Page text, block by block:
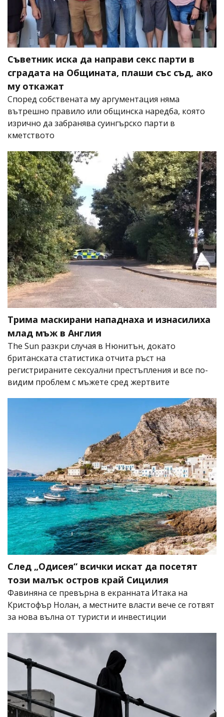
Съветник иска да направи секс парти в
сградата на Общината, плаши със съд, ако
му откажат
Според собствената му аргументация няма
вътрешно правило или общинска наредба, която
изрично да забранява суингърско парти в
кметството
Трима маскирани нападнаха и изнасилиха
млад мъж в Англия
The Sun разкри случая в Нюнитън, докато
британската статистика отчита ръст на
регистрираните сексуални престъпления и все по-
видим проблем с мъжете сред жертвите
След „Одисея“ всички искат да посетят
този малък остров край Сицилия
Фавиняна се превърна в екранната Итака на
Кристофър Нолан, а местните власти вече се готвят
за нова вълна от туристи и инвестиции